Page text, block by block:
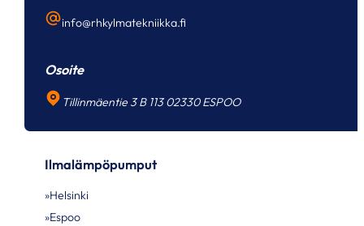
info@rhkylmatekniikka.fi
Osoite
Tillinmäentie 3 B 113 02330 ESPOO
Ilmalämpöpumput
Helsinki
Espoo